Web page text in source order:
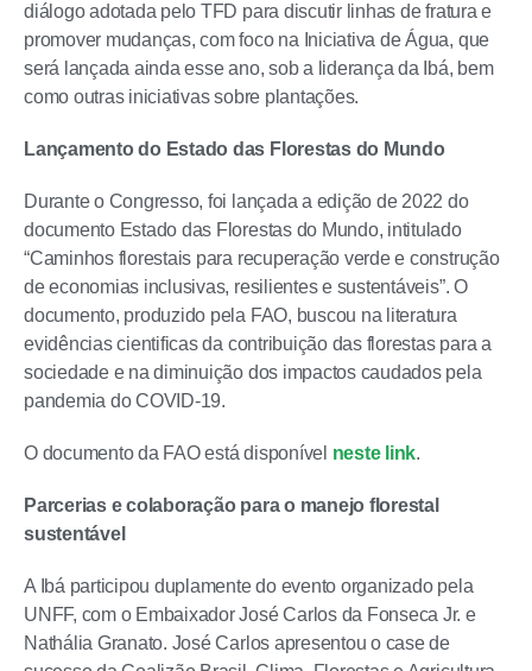
diálogo adotada pelo TFD para discutir linhas de fratura e
promover mudanças, com foco na Iniciativa de Água, que
será lançada ainda esse ano, sob a liderança da Ibá, bem
como outras iniciativas sobre plantações.
Lançamento do Estado das Florestas do Mundo
Durante o Congresso, foi lançada a edição de 2022 do
documento Estado das Florestas do Mundo, intitulado
“Caminhos florestais para recuperação verde e construção
de economias inclusivas, resilientes e sustentáveis”. O
documento, produzido pela FAO, buscou na literatura
evidências cientificas da contribuição das florestas para a
sociedade e na diminuição dos impactos caudados pela
pandemia do COVID-19.
O documento da FAO está disponível neste link.
Parcerias e colaboração para o manejo florestal
sustentável
A Ibá participou duplamente do evento organizado pela
UNFF, com o Embaixador José Carlos da Fonseca Jr. e
Nathália Granato. José Carlos apresentou o case de